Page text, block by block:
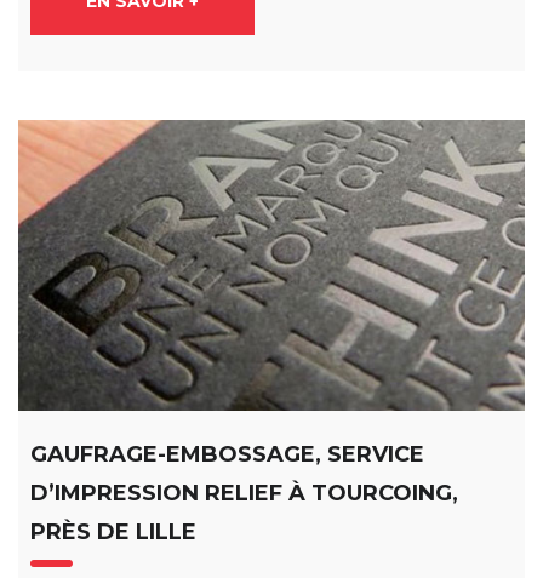
GAUFRAGE-EMBOSSAGE, SERVICE
D’IMPRESSION RELIEF À TOURCOING,
PRÈS DE LILLE